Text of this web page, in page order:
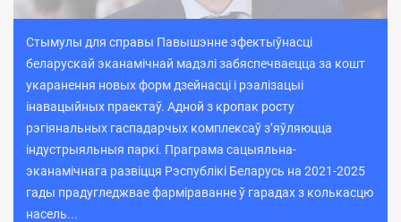
Стымулы для справы Павышэнне эфектыўнасці
беларускай эканамічнай мадэлі забяспечваецца за кошт
укаранення новых форм дзейнасці і рэалізацыі
інавацыйных праектаў. Адной з кропак росту
рэгіянальных гаспадарчых комплексаў з’яўляюцца
індустрыяльныя паркі. Праграма сацыяльна-
эканамічнага развіцця Рэспублікі Беларусь на 2021-2025
гады прадугледжвае фарміраванне ў гарадах з колькасцю
насель...